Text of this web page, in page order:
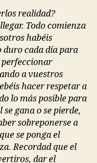
realidad?
Todo comienza
habéis
duro cada día para
a vuestros
hacer respetar a
lo más posible para
gana o se pierde,
sobreponerse a
se ponga el
Recordad que el
dar el